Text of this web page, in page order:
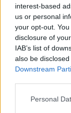
interest-based
us or personal
your opt-out.
disclosure of
IAB’s list of
also be
Downstream
Personal
„Labai
esu
tokiais kaip
Pazdrazdis
programos,